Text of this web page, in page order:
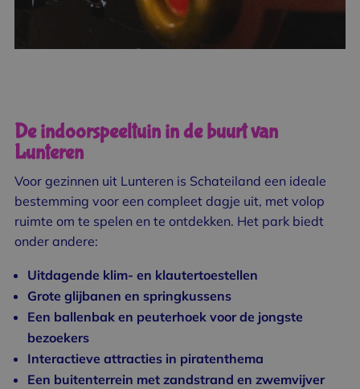
De indoorspeeltuin in de buurt van
Lunteren
Voor gezinnen uit Lunteren is Schateiland een ideale
bestemming voor een compleet dagje uit, met volop
ruimte om te spelen en te ontdekken. Het park biedt
onder andere:
Uitdagende klim- en klautertoestellen
Grote glijbanen en springkussens
Een ballenbak en peuterhoek voor de jongste
bezoekers
Interactieve attracties in piratenthema
Een buitenterrein met zandstrand en zwemvijver